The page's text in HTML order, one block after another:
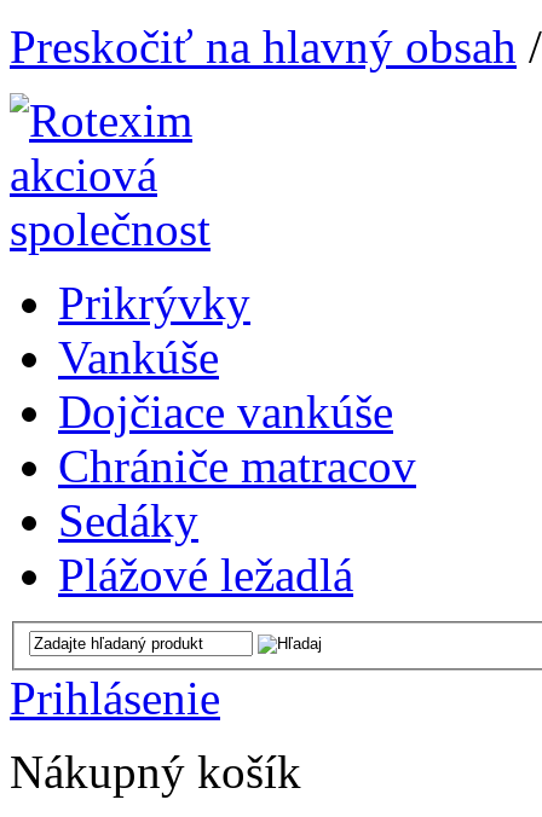
Preskočiť na hlavný obsah
Prikrývky
Vankúše
Dojčiace vankúše
Chrániče matracov
Sedáky
Plážové ležadlá
Prihlásenie
Nákupný košík